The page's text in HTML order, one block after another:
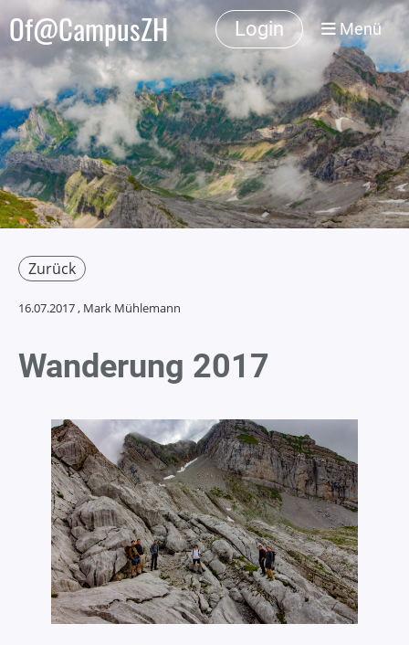
Of@CampusZH Login Menü
Zurück
16.07.2017, Mark Mühlemann
Wanderung 2017